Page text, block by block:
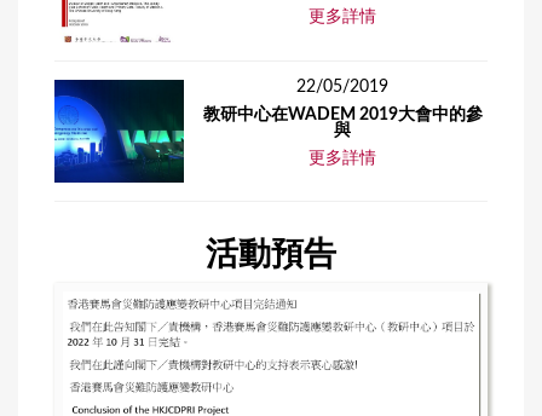
更多詳情
22/05/2019
教研中心在WADEM 2019大會中的參
與
更多詳情
活動預告